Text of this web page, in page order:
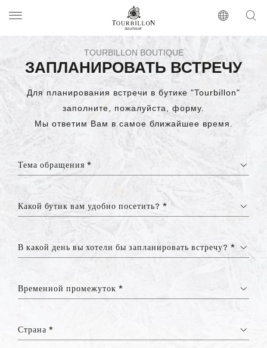
https://www.tourbillon.com/ru
TOURBILLON BOUTIQUE
ЗАПЛАНИРОВАТЬ ВСТРЕЧУ
Для планирования встречи в бутике "Tourbillon"
заполните, пожалуйста, форму.
Мы ответим Вам в самое ближайшее время.
Тема обращения *
Какой бутик вам удобно посетить? *
В какой день вы хотели бы запланировать встречу? *
Временной промежуток *
Страна *